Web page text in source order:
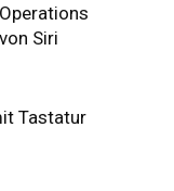
Siri
Tastatur